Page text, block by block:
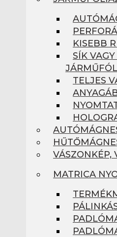
KISEBB
SÍK
TELJES
VÁSZONKÉP,
MATRICA